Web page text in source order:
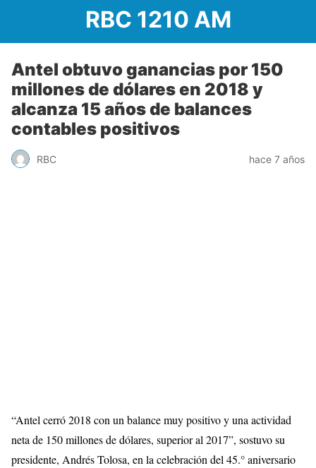
RBC 1210 AM
Antel obtuvo ganancias por 150
millones de dólares en 2018 y
alcanza 15 años de balances
contables positivos
RBC hace 7 años
“Antel cerró 2018 con un balance muy positivo y una actividad
neta de 150 millones de dólares, superior al 2017”, sostuvo su
presidente, Andrés Tolosa, en la celebración del 45.° aniversario